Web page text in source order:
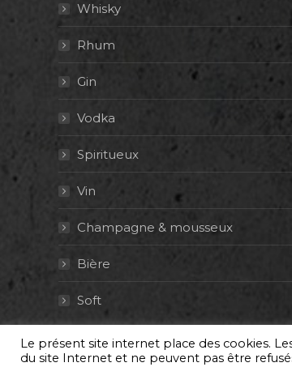
Whisky
Rhum
Gin
Vodka
Spiritueux
Vin
Champagne & mousseux
Bière
Soft
© By Poush
Le présent site internet place des cookies.
du site Internet et ne peuvent pas être